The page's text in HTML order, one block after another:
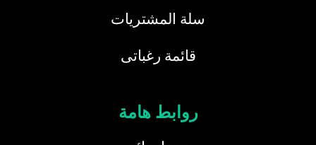
سلة المشتريات
قائمة رغباتى
روابط هامة